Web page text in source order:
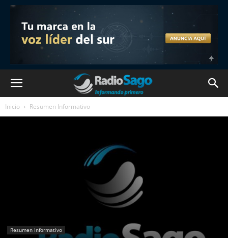
Inicio Resumen Informativo
Resumen Informativo